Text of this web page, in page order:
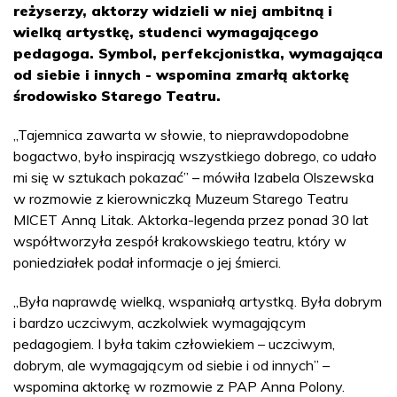
reżyserzy, aktorzy widzieli w niej ambitną i
wielką artystkę, studenci wymagającego
pedagoga. Symbol, perfekcjonistka, wymagająca
od siebie i innych - wspomina zmarłą aktorkę
środowisko Starego Teatru.
„Tajemnica zawarta w słowie, to nieprawdopodobne
bogactwo, było inspiracją wszystkiego dobrego, co udało
mi się w sztukach pokazać” – mówiła Izabela Olszewska
w rozmowie z kierowniczką Muzeum Starego Teatru
MICET Anną Litak. Aktorka-legenda przez ponad 30 lat
współtworzyła zespół krakowskiego teatru, który w
poniedziałek podał informacje o jej śmierci.
„Była naprawdę wielką, wspaniałą artystką. Była dobrym
i bardzo uczciwym, aczkolwiek wymagającym
pedagogiem. I była takim człowiekiem – uczciwym,
dobrym, ale wymagającym od siebie i od innych” –
wspomina aktorkę w rozmowie z PAP Anna Polony.